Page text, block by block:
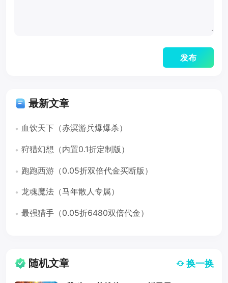
最新文章
血饮天下（赤溟游兵爆爆杀）
狩猎幻想（内置0.1折定制版）
跑跑西游（0.05折双倍代金买断版）
龙魂魔法（马年散人专属）
最强猎手（0.05折6480双倍代金）
随机文章 换一换